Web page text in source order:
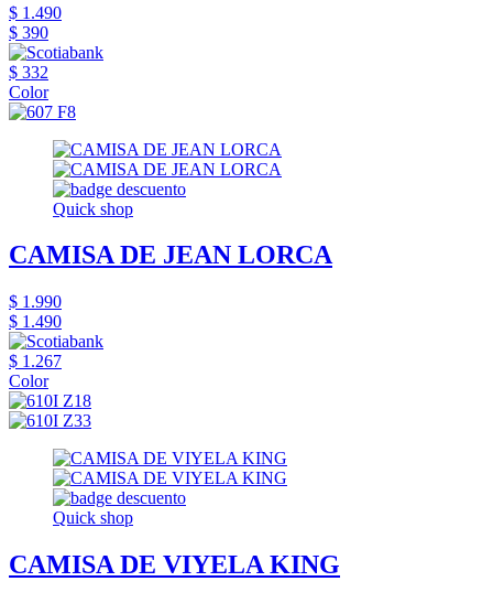
$ 1.490
$ 390
$ 332
Color
Quick shop
CAMISA DE JEAN LORCA
$ 1.990
$ 1.490
$ 1.267
Color
Quick shop
CAMISA DE VIYELA KING